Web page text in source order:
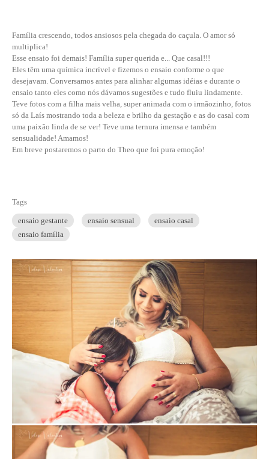
Família crescendo, todos ansiosos pela chegada do caçula. O amor só
multiplica!
Esse ensaio foi demais! Família super querida e... Que casal!!!
Eles têm uma química incrível e fizemos o ensaio conforme o que
desejavam. Conversamos antes para alinhar algumas idéias e durante o
ensaio tanto eles como nós dávamos sugestões e tudo fluiu lindamente.
Teve fotos com a filha mais velha, super animada com o irmãozinho, fotos
só da Laís mostrando toda a beleza e brilho da gestação e as do casal com
uma paixão linda de se ver! Teve uma ternura imensa e também
sensualidade! Amamos!
Em breve postaremos o parto do Theo que foi pura emoção!
Tags
ensaio gestante ensaio sensual
ensaio casal
ensaio família